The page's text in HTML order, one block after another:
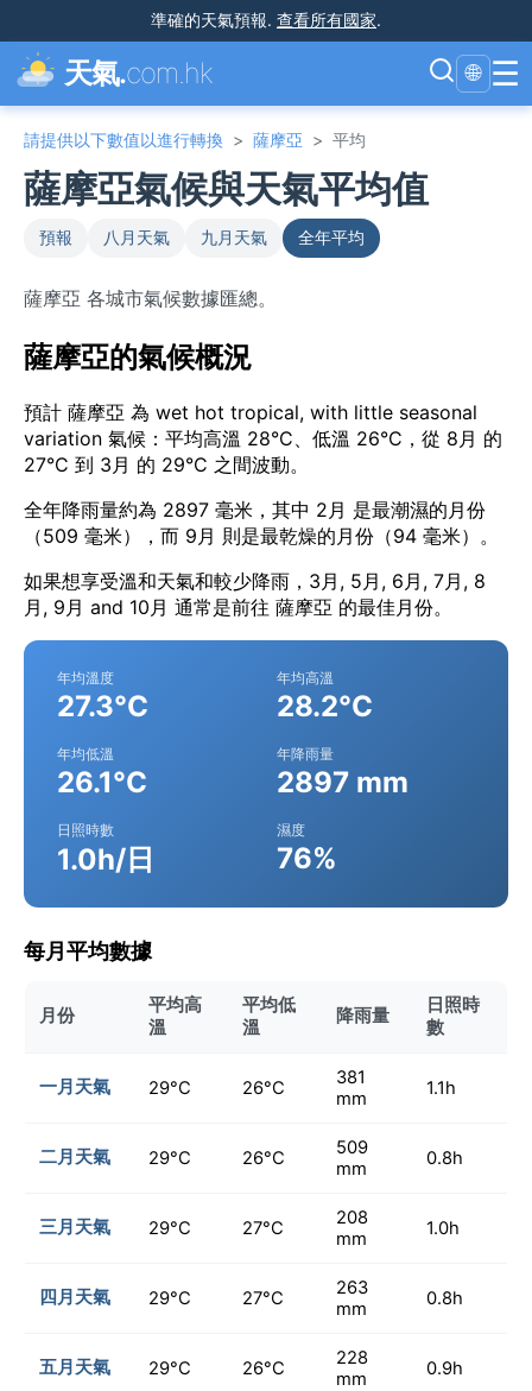
準確的天氣預報. 查看所有國家.
天氣.com.hk 🌐 ☰
請提供以下數值以進行轉換 > 薩摩亞 > 平均
薩摩亞氣候與天氣平均值
預報 八月天氣 九月天氣 全年平均
薩摩亞 各城市氣候數據匯總。
薩摩亞的氣候概況
預計 薩摩亞 為 wet hot tropical, with little seasonal
variation 氣候：平均高溫 28°C、低溫 26°C，從 8月 的
27°C 到 3月 的 29°C 之間波動。
全年降雨量約為 2897 毫米，其中 2月 是最潮濕的月份
（509 毫米），而 9月 則是最乾燥的月份（94 毫米）。
如果想享受溫和天氣和較少降雨，3月, 5月, 6月, 7月, 8
月, 9月 and 10月 通常是前往 薩摩亞 的最佳月份。
年均溫度
27.3°C
年均高溫
28.2°C
年均低溫
26.1°C
年降雨量
2897 mm
日照時數
1.0h/日
濕度
76%
每月平均數據
月份
平均高
溫
平均低
溫
降雨量
日照時
數
一月天氣 29°C 26°C
381
mm
1.1h
二月天氣 29°C 26°C
509
mm
0.8h
三月天氣 29°C 27°C
208
mm
1.0h
四月天氣 29°C 27°C
263
mm
0.8h
五月天氣 29°C 26°C
228
mm
0.9h